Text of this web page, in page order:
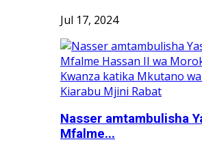
Jul 17, 2024
Nasser amtambulisha
Mfalme...